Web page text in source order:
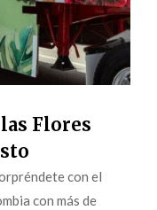
Flores
con el
con más de